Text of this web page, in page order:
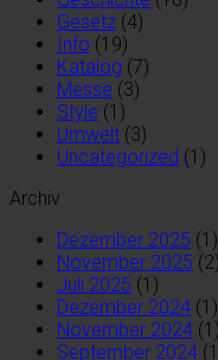
Gesetz (4)
Info (19)
Katalog (7)
Messe (3)
Style (1)
Umwelt (3)
Uncategorized (1)
Archiv
Dezember 2025 (1)
November 2025 (2)
Juli 2025 (1)
Dezember 2024 (1)
November 2024 (1)
September 2024